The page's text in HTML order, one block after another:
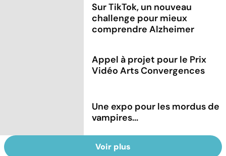
Sur TikTok, un nouveau
challenge pour mieux
comprendre Alzheimer
Appel à projet pour le Prix
Vidéo Arts Convergences
Une expo pour les mordus de
vampires...
Voir plus